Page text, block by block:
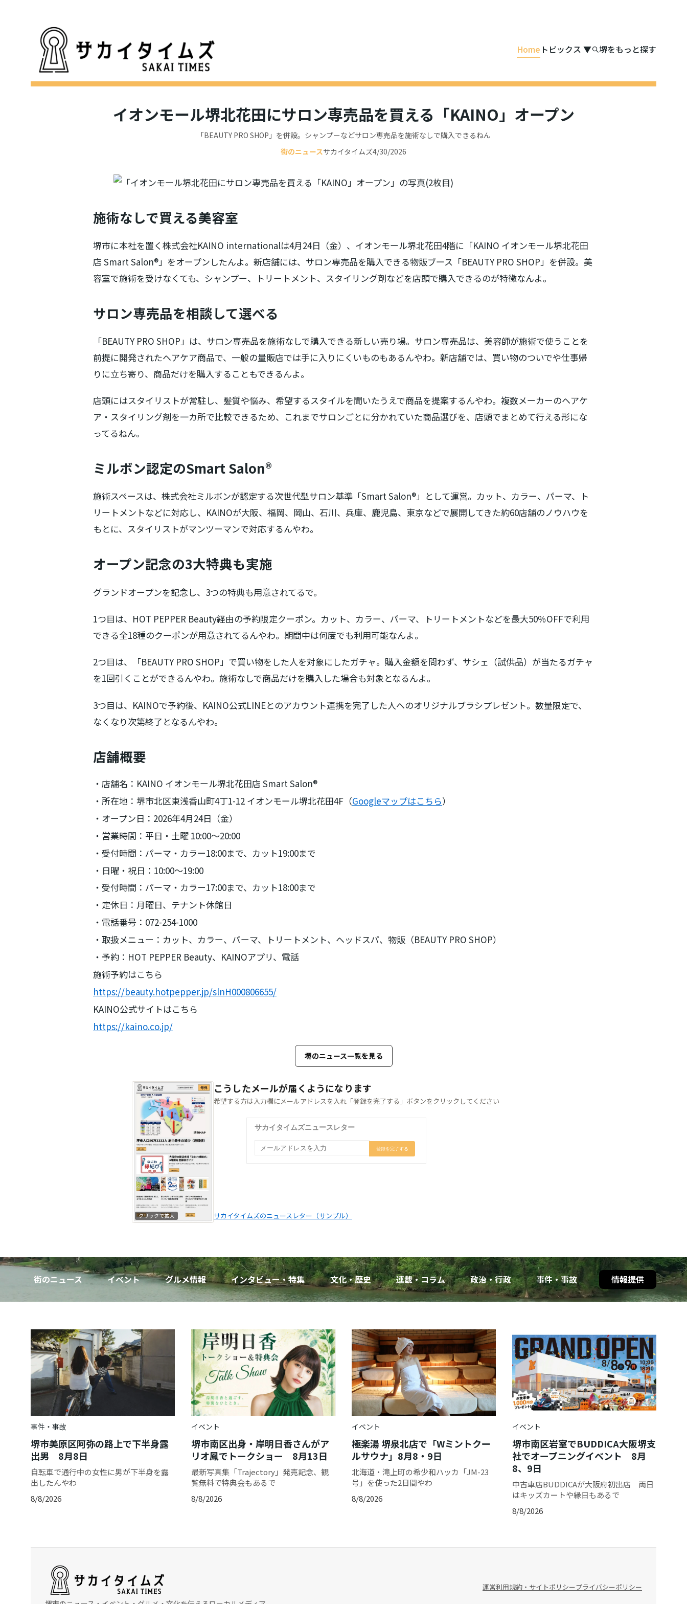
Home トピックス ▼ 堺をもっと探す
イオンモール堺北花田にサロン専売品を買える「KAINO」オープン
「BEAUTY PRO SHOP」を併設。シャンプーなどサロン専売品を施術なしで購入できるねん
街のニュースサカイタイムズ4/30/2026
施術なしで買える美容室
堺市に本社を置く株式会社KAINO internationalは4月24日（金）、イオンモール堺北花田4階に「KAINO イオンモール堺北花田
店 Smart Salon®」をオープンしたんよ。新店舗には、サロン専売品を購入できる物販ブース「BEAUTY PRO SHOP」を併設。美
容室で施術を受けなくても、シャンプー、トリートメント、スタイリング剤などを店頭で購入できるのが特徴なんよ。
サロン専売品を相談して選べる
「BEAUTY PRO SHOP」は、サロン専売品を施術なしで購入できる新しい売り場。サロン専売品は、美容師が施術で使うことを
前提に開発されたヘアケア商品で、一般の量販店では手に入りにくいものもあるんやわ。新店舗では、買い物のついでや仕事帰
りに立ち寄り、商品だけを購入することもできるんよ。
店頭にはスタイリストが常駐し、髪質や悩み、希望するスタイルを聞いたうえで商品を提案するんやわ。複数メーカーのヘアケ
ア・スタイリング剤を一カ所で比較できるため、これまでサロンごとに分かれていた商品選びを、店頭でまとめて行える形にな
ってるねん。
ミルボン認定のSmart Salon®
施術スペースは、株式会社ミルボンが認定する次世代型サロン基準「Smart Salon®」として運営。カット、カラー、パーマ、ト
リートメントなどに対応し、KAINOが大阪、福岡、岡山、石川、兵庫、鹿児島、東京などで展開してきた約60店舗のノウハウを
もとに、スタイリストがマンツーマンで対応するんやわ。
オープン記念の3大特典も実施
グランドオープンを記念し、3つの特典も用意されてるで。
1つ目は、HOT PEPPER Beauty経由の予約限定クーポン。カット、カラー、パーマ、トリートメントなどを最大50％OFFで利用
できる全18種のクーポンが用意されてるんやわ。期間中は何度でも利用可能なんよ。
2つ目は、「BEAUTY PRO SHOP」で買い物をした人を対象にしたガチャ。購入金額を問わず、サシェ（試供品）が当たるガチャ
を1回引くことができるんやわ。施術なしで商品だけを購入した場合も対象となるんよ。
3つ目は、KAINOで予約後、KAINO公式LINEとのアカウント連携を完了した人へのオリジナルブラシプレゼント。数量限定で、
なくなり次第終了となるんやわ。
店舗概要
・店舗名：KAINO イオンモール堺北花田店 Smart Salon®
・所在地：堺市北区東浅香山町4丁1-12 イオンモール堺北花田4F（Googleマップはこちら）
・オープン日：2026年4月24日（金）
・営業時間：平日・土曜 10:00〜20:00
・受付時間：パーマ・カラー18:00まで、カット19:00まで
・日曜・祝日：10:00〜19:00
・受付時間：パーマ・カラー17:00まで、カット18:00まで
・定休日：月曜日、テナント休館日
・電話番号：072-254-1000
・取扱メニュー：カット、カラー、パーマ、トリートメント、ヘッドスパ、物販（BEAUTY PRO SHOP）
・予約：HOT PEPPER Beauty、KAINOアプリ、電話
施術予約はこちら
https://beauty.hotpepper.jp/slnH000806655/
KAINO公式サイトはこちら
https://kaino.co.jp/
堺のニュース一覧を見る
クリックで拡大
こうしたメールが届くようになります
希望する方は入力欄にメールアドレスを入れ「登録を完了する」ボタンをクリックしてください
サカイタイムズのニュースレター（サンプル）
街のニュース イベント グルメ情報 インタビュー・特集 文化・歴史 連載・コラム 政治・行政 事件・事故 情報提供
事件・事故
堺市美原区阿弥の路上で下半身露
出男 8月8日
自転車で通行中の女性に男が下半身を露
出したんやわ
8/8/2026
イベント
堺市南区出身・岸明日香さんがア
リオ鳳でトークショー 8月13日
最新写真集「Trajectory」発売記念、観
覧無料で特典会もあるで
8/8/2026
イベント
極楽湯 堺泉北店で「Wミントクー
ルサウナ」8月8・9日
北海道・滝上町の希少和ハッカ「JM-23
号」を使った2日間やわ
8/8/2026
イベント
堺市南区岩室でBUDDICA大阪堺支
社でオープニングイベント 8月
8、9日
中古車店BUDDICAが大阪府初出店 両日
はキッズカートや縁日もあるで
8/8/2026
運営利用規約・サイトポリシープライバシーポリシー